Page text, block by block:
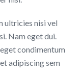
ultricies nisi vel
Nam eget dui.
condimentum
adipiscing sem